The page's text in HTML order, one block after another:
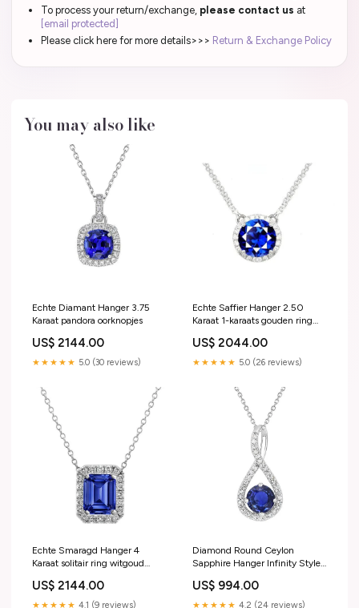
To process your return/exchange, please contact us at
[email protected]
Please click here for more details>>> Return & Exchange Policy
You may also like
Echte Diamant Hanger 3.75
Karaat pandora oorknopjes
US$ 2144.00
★★★★★ 5.0 (30 reviews)
Echte Saffier Hanger 2.50
Karaat 1-karaats gouden ring
US$ 2044.00
★★★★★ 5.0 (26 reviews)
Echte Smaragd Hanger 4
Karaat solitair ring witgoud
US$ 2144.00
★★★★★ 4.1 (9 reviews)
Diamond Round Ceylon
Sapphire Hanger Infinity Style
US$ 994.00
★★★★★ 4.2 (24 reviews)